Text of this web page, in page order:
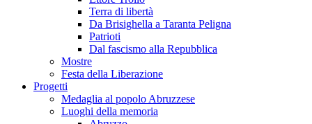
Terra di libertà
Da Brisighella a Taranta Peligna
Patrioti
Dal fascismo alla Repubblica
Mostre
Festa della Liberazione
Progetti
Medaglia al popolo Abruzzese
Luoghi della memoria